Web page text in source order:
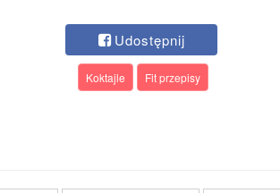
Udostępnij
Koktajle Fit przepisy